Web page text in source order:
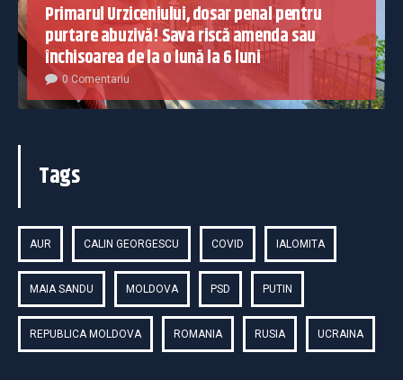
Primarul Urziceniului, dosar penal pentru
purtare abuzivă! Sava riscă amenda sau
închisoarea de la o lună la 6 luni
0 Comentariu
Tags
AUR CALIN GEORGESCU COVID IALOMITA
MAIA SANDU MOLDOVA PSD PUTIN
REPUBLICA MOLDOVA ROMANIA RUSIA UCRAINA